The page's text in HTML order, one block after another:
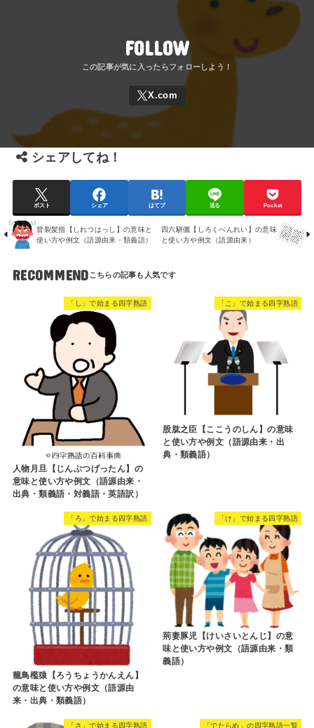
FOLLOW
シェアしてね！
ポスト シェア はてブ 送る Pocket
眥裂髪指【しれつはっし】の意味と
使い方や例文（語源由来・類義語）
四六駢儷【しろくべんれい】の意味
と使い方や例文（語源由来）
RECOMMEND
「し」で始まる四字熟語
人物月旦【じんぶつげったん】の
意味と使い方や例文（語源由来・
出典・類義語・対義語・英語訳）
「こ」で始まる四字熟語
股肱之臣【ここうのしん】の意味
と使い方や例文（語源由来・出
典・類義語）
「ろ」で始まる四字熟語
籠鳥檻猿【ろうちょうかんえん】
の意味と使い方や例文（語源由
来・出典・類義語）
「け」で始まる四字熟語
荊妻豚児【けいさいとんじ】の意
味と使い方や例文（語源由来・類
義語）
「さ」で始まる四字熟語 「でたらめ」の四字熟語一覧